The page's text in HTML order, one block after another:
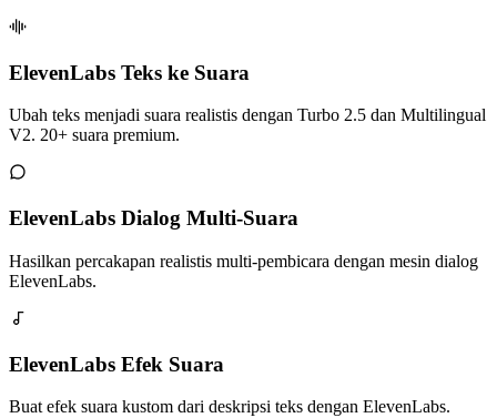
ElevenLabs Teks ke Suara
Ubah teks menjadi suara realistis dengan Turbo 2.5 dan Multilingual
V2. 20+ suara premium.
ElevenLabs Dialog Multi-Suara
Hasilkan percakapan realistis multi-pembicara dengan mesin dialog
ElevenLabs.
ElevenLabs Efek Suara
Buat efek suara kustom dari deskripsi teks dengan ElevenLabs.